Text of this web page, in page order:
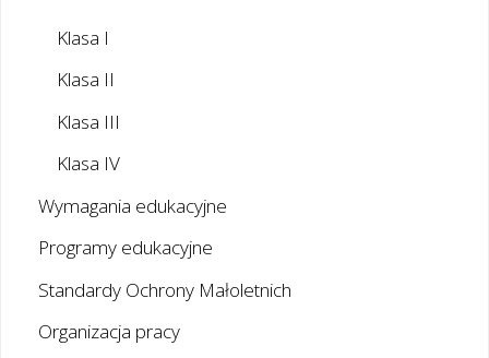
Klasa I
Klasa II
Klasa III
Klasa IV
Wymagania edukacyjne
Programy edukacyjne
Standardy Ochrony Małoletnich
Organizacja pracy